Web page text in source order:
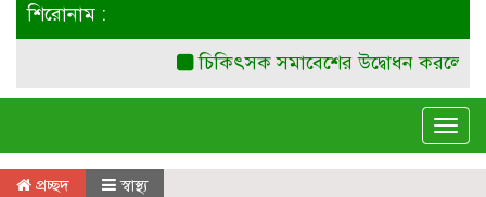
শিরোনাম :
চিকিৎসক সমাবেশের উদ্বোধন করলেন
প্রচ্ছদ স্বাস্থ্য